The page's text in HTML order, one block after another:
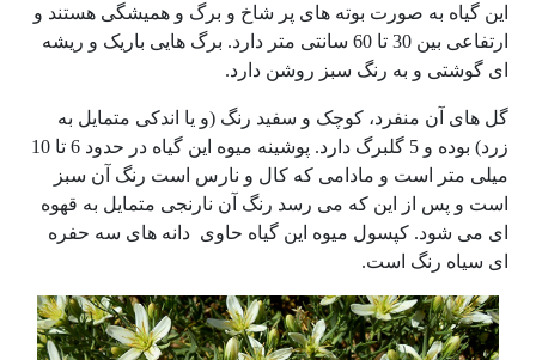
این گیاه به صورت بوته های پر شاخ و برگ و همیشگی هستند و
ارتفاعی بین 30 تا 60 سانتی متر دارد. برگ هایی باریک و ریشه
ای گوشتی و به رنگ سبز روشن دارد.
گل های آن منفرد، کوچک و سفید رنگ (و یا اندکی متمایل به
زرد) بوده و 5 گلبرگ دارد. پوشینه میوه این گیاه در حدود 6 تا 10
میلی متر است و مادامی که کال و نارس است رنگ آن سبز
است و پس از این که می رسد رنگ آن نارنجی متمایل به قهوه
ای می شود. کپسول میوه این گیاه حاوی دانه های سه حفره
ای سیاه رنگ است.